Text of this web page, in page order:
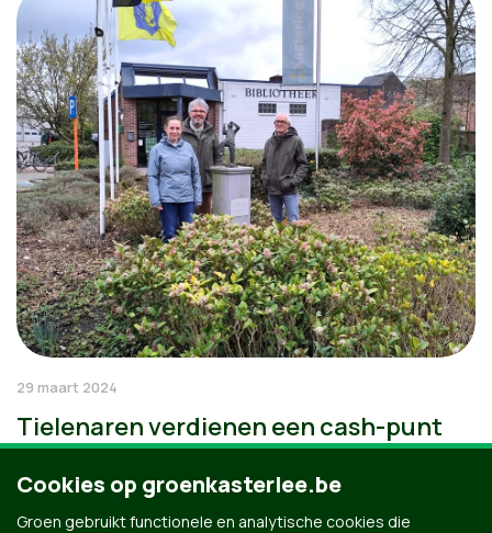
29 maart 2024
Tielenaren verdienen een cash-punt
Cookies op groenkasterlee.be
Groen gebruikt functionele en analytische cookies die